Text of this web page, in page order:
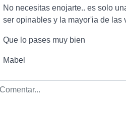
No necesitas enojarte.. es solo
ser opinables y la mayor'ia de las
Que lo pases muy bien
Mabel